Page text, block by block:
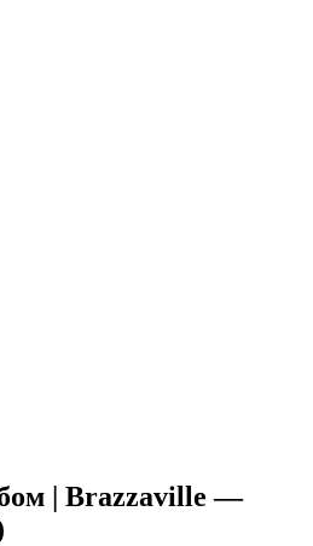
| Brazzaville —